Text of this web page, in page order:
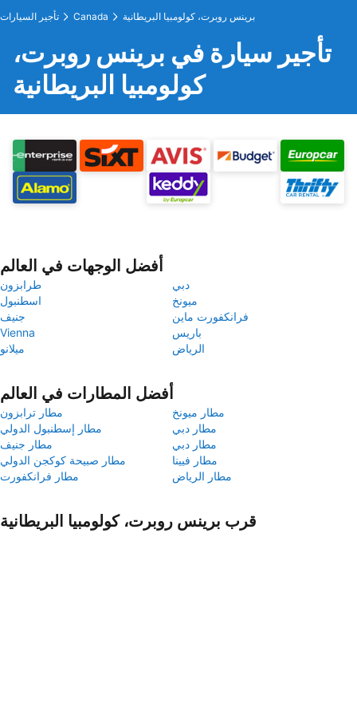
تأجير السيارات Canada برينس روبرت، كولومبيا البريطانية
تأجير سيارة في برينس روبرت،
كولومبيا البريطانية
أفضل الوجهات في العالم
طرابزون
دبي
اسطنبول
ميونخ
جنيف
فرانكفورت ماين
Vienna
باريس
ميلانو
الرياض
أفضل المطارات في العالم
مطار ترابزون
مطار ميونخ
مطار إسطنبول الدولي
مطار دبي
مطار جنيف
مطار دبي
مطار صبيحة كوكجن الدولي
مطار فيينا
مطار فرانكفورت
مطار الرياض
قرب برينس روبرت، كولومبيا البريطانية